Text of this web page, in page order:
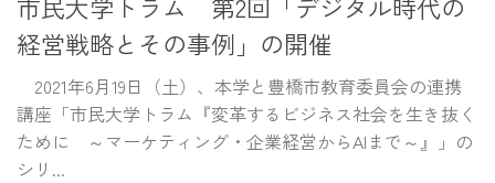
経営戦略とその事例」の開催
2021年6月19日（土）、本学と豊橋市教育委員会の連携
講座「市民大学トラム『変革するビジネス社会を生き抜く
ために ～マーケティング・企業経営からAIまで～』」の
シリ...